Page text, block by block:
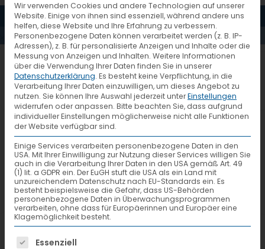
MENÜ
PRESSEMELDUNGEN
VTL gestärkt durch neuen
Systempartner in Italien
Qualitativ hochwertige Verkehre
und Services von Monza nach
Fulda und zurück verbessern die
Auslastung und ermöglichen eine
Mengensteigerung für die
Stückgutkooperation.
Wir verwenden Cookies und andere Technologien auf unserer
Website. Einige von ihnen sind essenziell, während andere uns
helfen, diese Website und Ihre Erfahrung zu verbessern.
Personenbezogene Daten können verarbeitet werden (z. B. IP-
Adressen), z. B. für personalisierte Anzeigen und Inhalte oder die
Messung von Anzeigen und Inhalten. Weitere Informationen
über die Verwendung Ihrer Daten finden Sie in unserer
Datenschutzerklärung. Es besteht keine Verpflichtung, in die
Verarbeitung Ihrer Daten einzuwilligen, um dieses Angebot zu
nutzen. Sie können Ihre Auswahl jederzeit unterEinstellungen
widerrufen oder anpassen. Bitte beachten Sie, dass aufgrund
individueller Einstellungen möglicherweise nicht alle Funktionen
der Website verfügbar sind.
Einige Services verarbeiten personenbezogene Daten in den
USA. Mit Ihrer Einwilligung zur Nutzung dieser Services willigen Sie
auch in die Verarbeitung Ihrer Daten in den USA gemäß Art. 49
(1) lit. a GDPR ein. Der EuGH stuft die USA als ein Land mit
unzureichendem Datenschutz nach EU-Standards ein. Es
besteht beispielsweise die Gefahr, dass US-Behörden
personenbezogene Daten in Überwachungsprogrammen
verarbeiten, ohne dass für Europäerinnen und Europäer eine
Klagemöglichkeit besteht.
Es folgt eine Liste der Service-Gruppen,
Essenziell